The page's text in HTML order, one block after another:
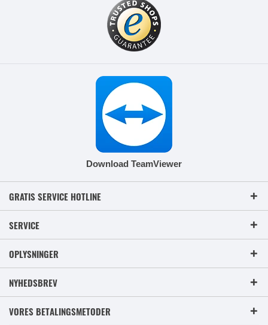
Download TeamViewer
GRATIS SERVICE HOTLINE
SERVICE
OPLYSNINGER
NYHEDSBREV
VORES BETALINGSMETODER